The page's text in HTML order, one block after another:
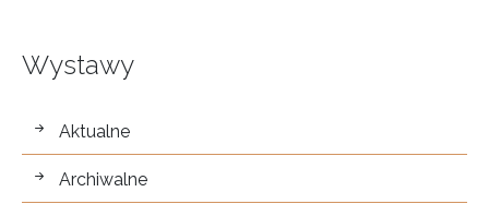
Wystawy
wystawy
Aktualne
Archiwalne